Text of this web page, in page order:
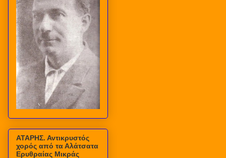
ΑΤΑΡΗΣ. Αντικρυστός
χορός από τα Αλάτσατα
Ερυθραίας Μικράς